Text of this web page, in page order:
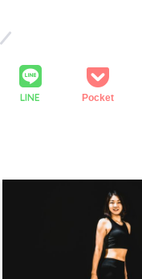
LINE Pocket